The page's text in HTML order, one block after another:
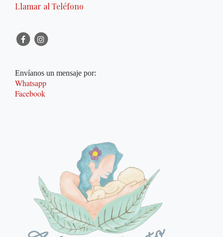
Llamar al Teléfono
Envíanos un mensaje por:
Whatsapp
Facebook